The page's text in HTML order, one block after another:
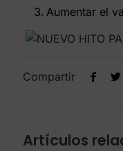
Aumentar el
Compartir
Artículos